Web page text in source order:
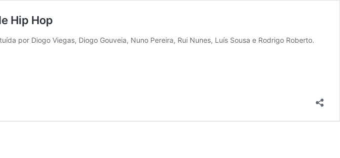
Hip Hop
por Diogo Viegas, Diogo Gouveia, Nuno Pereira, Rui Nunes, Luís Sousa e Rodrigo Roberto.